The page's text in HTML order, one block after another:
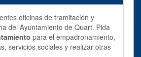
oficinas de tramitación y
del Ayuntamiento de Quart. Pida
para el empadronamiento,
servicios sociales y realizar otras